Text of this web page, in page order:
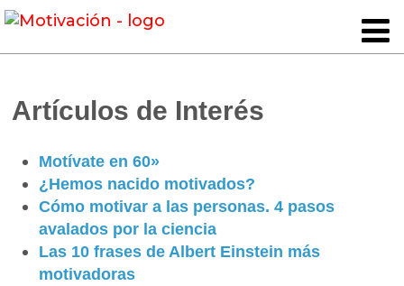
Artículos de Interés
Motívate en 60»
¿Hemos nacido motivados?
Cómo motivar a las personas. 4 pasos
avalados por la ciencia
Las 10 frases de Albert Einstein más
motivadoras